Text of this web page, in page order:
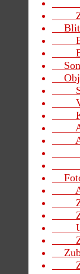
Zoll
Zoll
Zoll